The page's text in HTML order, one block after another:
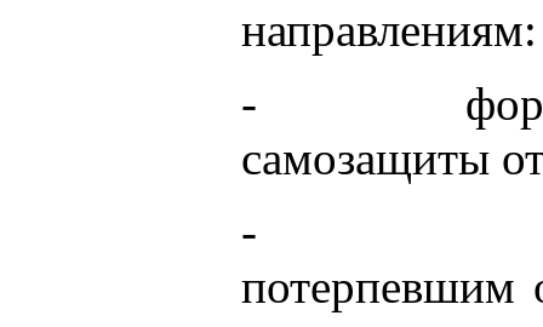
направлениям:
-
самозащиты
-
потерпевшим